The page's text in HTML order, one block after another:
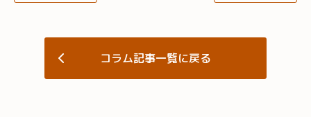
コラム記事一覧に戻る